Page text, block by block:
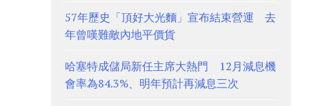
57年歷史「頂好大光麵」宣布結束營運 去
年曾嘆難敵內地平價貨
哈塞特成儲局新任主席大熱門 12月減息機
會率為84.3%、明年預計再減息三次